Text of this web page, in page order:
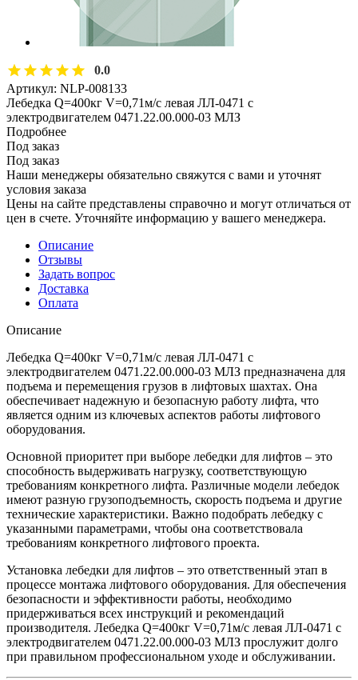
0.0
Артикул: NLP-008133
Лебедка Q=400кг V=0,71м/с левая ЛЛ-0471 с
электродвигателем 0471.22.00.000-03 МЛЗ
Подробнее
Под заказ
Под заказ
Наши менеджеры обязательно свяжутся с вами и уточнят
условия заказа
Цены на сайте представлены справочно и могут отличаться от
цен в счете. Уточняйте информацию у вашего менеджера.
Описание
Отзывы
Задать вопрос
Доставка
Оплата
Описание
Лебедка Q=400кг V=0,71м/с левая ЛЛ-0471 с
электродвигателем 0471.22.00.000-03 МЛЗ предназначена для
подъема и перемещения грузов в лифтовых шахтах. Она
обеспечивает надежную и безопасную работу лифта, что
является одним из ключевых аспектов работы лифтового
оборудования.
Основной приоритет при выборе лебедки для лифтов – это
способность выдерживать нагрузку, соответствующую
требованиям конкретного лифта. Различные модели лебедок
имеют разную грузоподъемность, скорость подъема и другие
технические характеристики. Важно подобрать лебедку с
указанными параметрами, чтобы она соответствовала
требованиям конкретного лифтового проекта.
Установка лебедки для лифтов – это ответственный этап в
процессе монтажа лифтового оборудования. Для обеспечения
безопасности и эффективности работы, необходимо
придерживаться всех инструкций и рекомендаций
производителя. Лебедка Q=400кг V=0,71м/с левая ЛЛ-0471 с
электродвигателем 0471.22.00.000-03 МЛЗ прослужит долго
при правильном профессиональном уходе и обслуживании.